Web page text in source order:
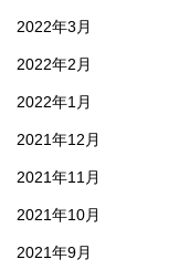
2022年3月
2022年2月
2022年1月
2021年12月
2021年11月
2021年10月
2021年9月